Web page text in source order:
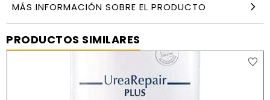
MÁS INFORMACIÓN SOBRE EL PRODUCTO
PRODUCTOS SIMILARES